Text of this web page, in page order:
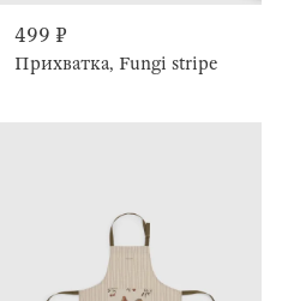
499 ₽
Прихватка, Fungi stripe